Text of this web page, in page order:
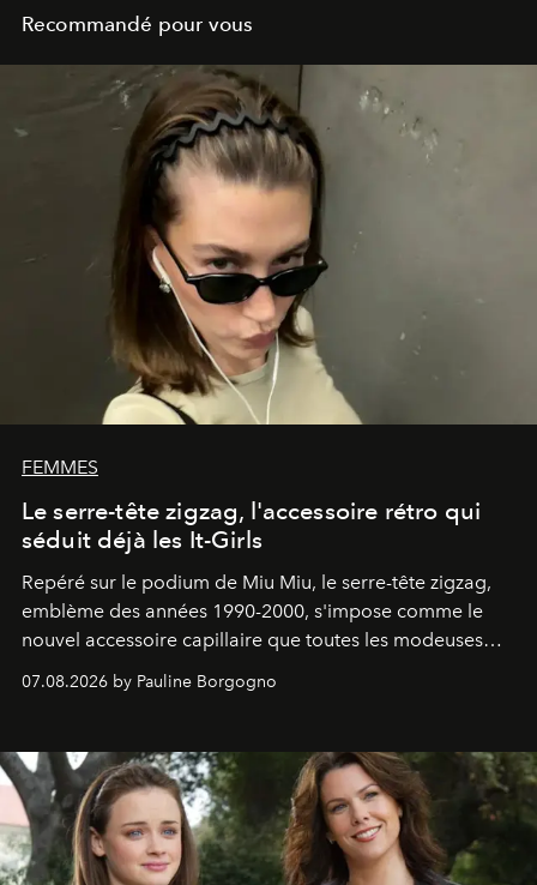
Recommandé pour vous
FEMMES
Le serre-tête zigzag, l'accessoire rétro qui
séduit déjà les It-Girls
Repéré sur le podium de Miu Miu, le serre-tête zigzag,
emblème des années 1990-2000, s'impose comme le
nouvel accessoire capillaire que toutes les modeuses
07.08.2026 by Pauline Borgogno